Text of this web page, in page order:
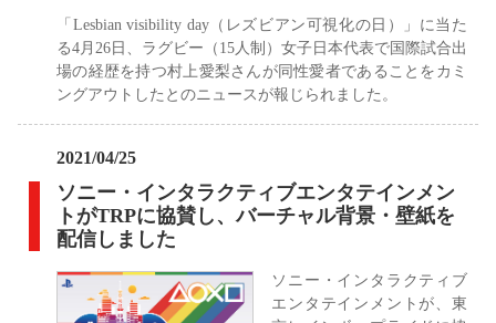
「Lesbian visibility day（レズビアン可視化の日）」に当た
る4月26日、ラグビー（15人制）女子日本代表で国際試合出
場の経歴を持つ村上愛梨さんが同性愛者であることをカミ
ングアウトしたとのニュースが報じられました。
2021/04/25
ソニー・インタラクティブエンタテインメン
トがTRPに協賛し、バーチャル背景・壁紙を
配信しました
ソニー・インタラクティブ
エンタテインメントが、東